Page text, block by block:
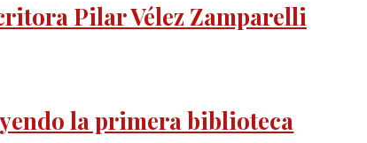
Pilar Vélez Zamparelli
la primera biblioteca